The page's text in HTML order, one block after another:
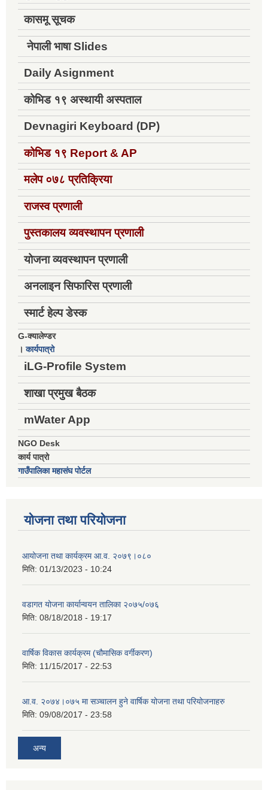
कासमू सूचक
नेपाली भाषा Slides
Daily Asignment
कोभिड १९ अस्थायी अस्पताल
Devnagiri Keyboard (DP)
कोभिड १९ Report & AP
मलेप ०७८ प्रतिक्रिया
राजस्व प्रणाली
पुस्तकालय व्यवस्थापन प्रणाली
योजना व्यवस्थापन प्रणाली
अनलाइन सिफारिस प्रणाली
स्मार्ट हेल्प डेस्क
G-क्यालेण्डर
।कार्यपात्रो
iLG-Profile System
शाखा प्रमुख बैठक
mWater App
NGO Desk
कार्य पात्रो
गाउँपालिका महासंघ पोर्टल
योजना तथा परियोजना
आयोजना तथा कार्यक्रम आ.व. २०७९।०८०
मिति: 01/13/2023 - 10:24
वडागत योजना कार्यान्वयन तालिका २०७५/०७६
मिति: 08/18/2018 - 19:17
वार्षिक विकास कार्यक्रम (चौमासिक वर्गीकरण)
मिति: 11/15/2017 - 22:53
आ.व. २०७४।०७५ मा सञ्चालन हुने वार्षिक योजना तथा परियोजनाहरु
मिति: 09/08/2017 - 23:58
अन्य